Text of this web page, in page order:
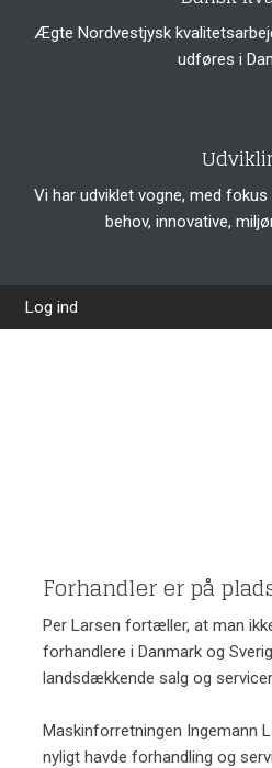
Ægte Nordvestjysk
udføres i
Vi har udviklet vogne, med
behov, innovative,
Log ind
Forhandler er på
Per Larsen fortæller, at man
forhandlere i Danmark og
landsdækkende salg og
Maskinforretningen Ingemann
nyligt havde forhandling og